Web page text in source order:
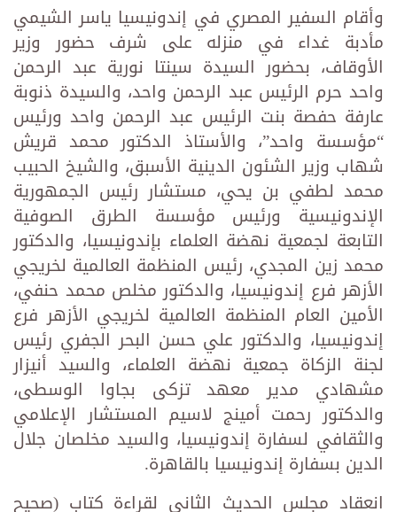
وأقام السفير المصري في إندونيسيا ياسر الشيمي
مأدبة غداء في منزله على شرف حضور وزير
الأوقاف، بحضور السيدة سينتا نورية عبد الرحمن
واحد حرم الرئيس عبد الرحمن واحد، والسيدة ذنوبة
عارفة حفصة بنت الرئيس عبد الرحمن واحد ورئيس
“مؤسسة واحد”، والأستاذ الدكتور محمد قريش
شهاب وزير الشئون الدينية الأسبق، والشيخ الحبيب
محمد لطفي بن يحي، مستشار رئيس الجمهورية
الإندونيسية ورئيس مؤسسة الطرق الصوفية
التابعة لجمعية نهضة العلماء بإندونيسيا، والدكتور
محمد زين المجدي، رئيس المنظمة العالمية لخريجي
الأزهر فرع إندونيسيا، والدكتور مخلص محمد حنفي،
الأمين العام المنظمة العالمية لخريجي الأزهر فرع
إندونيسيا، والدكتور علي حسن البحر الجفري رئيس
لجنة الزكاة جمعية نهضة العلماء، والسيد أنيزار
مشهادي مدير معهد تزكى بجاوا الوسطى،
والدكتور رحمت أمينج لاسيم المستشار الإعلامي
والثقافي لسفارة إندونيسيا، والسيد مخلصان جلال
الدين بسفارة إندونيسيا بالقاهرة.
انعقاد مجلس الحديث الثاني لقراءة كتاب (صحيح